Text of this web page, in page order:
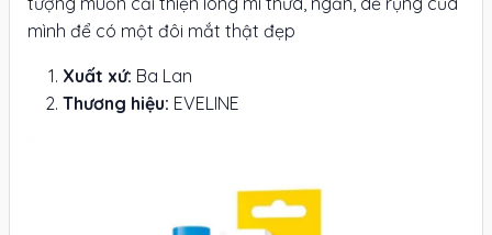
mình để có một đôi mắt thật đẹp
Xuất xứ: Ba Lan
Thương hiệu: EVELINE